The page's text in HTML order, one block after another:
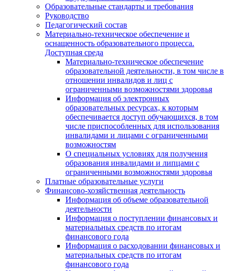
Образовательные стандарты и требования
Руководство
Педагогический состав
Материально-техническое обеспечение и
оснащенность образовательного процесса.
Доступная среда
Материально-техническое обеспечение
образовательной деятельности, в том числе в
отношении инвалидов и лиц с
ограниченными возможностями здоровья
Информация об электронных
образовательных ресурсах, к которым
обеспечивается доступ обучающихся, в том
числе приспособленных для использования
инвалидами и лицами с ограниченными
возможностям
О специальных условиях для получения
образования инвалидами и липцами с
ограниченными возможностями здоровья
Платные образовательные услуги
Финансово-хозяйственная деятельность
Информация об объеме образовательной
деятельности
Информация о поступлении финансовых и
материальных средств по итогам
финансового года
Информация о расходовании финансовых и
материальных средств по итогам
финансового года